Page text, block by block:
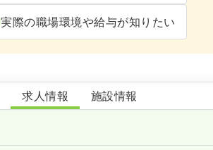
実際の職場環境や給与が知りたい
彩都リハビリテーション病院
求人情報 施設情報